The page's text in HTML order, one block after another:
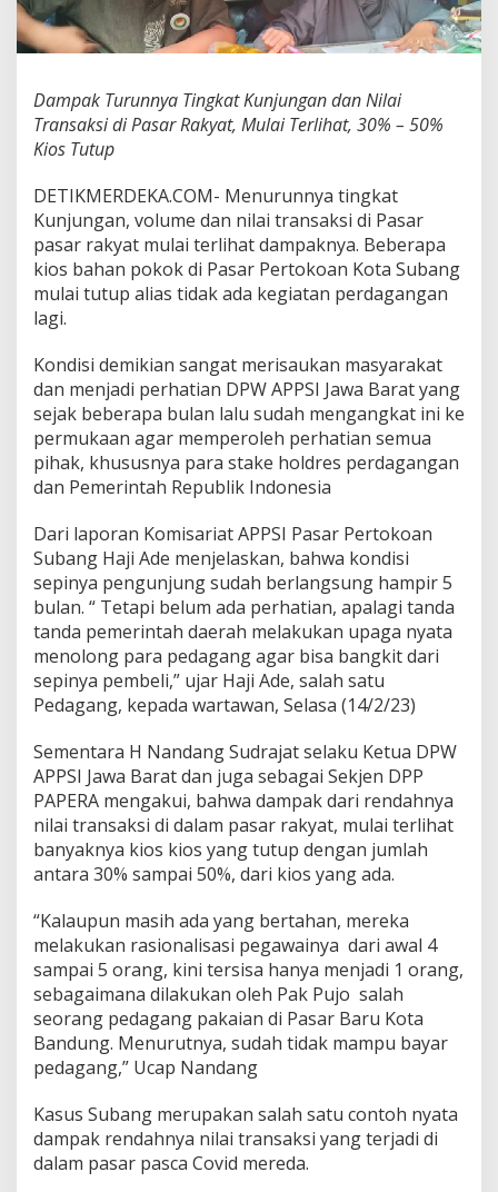
t
K
u
j
u
n
n
d
a
n
N
i
T
r
a
n
a
k
i
d
P
a
s
a
r
R
a
y
a
,
M
u
l
i
T
e
r
l
i
h
a
t
3
0
%
Dampak Turunnya Tingkat Kunjungan dan Nilai
Transaksi di Pasar Rakyat, Mulai Terlihat, 30% – 50%
Kios Tutup
DETIKMERDEKA.COM- Menurunnya tingkat
Kunjungan, volume dan nilai transaksi di Pasar
pasar rakyat mulai terlihat dampaknya. Beberapa
kios bahan pokok di Pasar Pertokoan Kota Subang
mulai tutup alias tidak ada kegiatan perdagangan
lagi.
Kondisi demikian sangat merisaukan masyarakat
dan menjadi perhatian DPW APPSI Jawa Barat yang
sejak beberapa bulan lalu sudah mengangkat ini ke
permukaan agar memperoleh perhatian semua
pihak, khususnya para stake holdres perdagangan
dan Pemerintah Republik Indonesia
Dari laporan Komisariat APPSI Pasar Pertokoan
Subang Haji Ade menjelaskan, bahwa kondisi
sepinya pengunjung sudah berlangsung hampir 5
bulan. “ Tetapi belum ada perhatian, apalagi tanda
tanda pemerintah daerah melakukan upaga nyata
menolong para pedagang agar bisa bangkit dari
sepinya pembeli,” ujar Haji Ade, salah satu
Pedagang, kepada wartawan, Selasa (14/2/23)
Sementara H Nandang Sudrajat selaku Ketua DPW
APPSI Jawa Barat dan juga sebagai Sekjen DPP
PAPERA mengakui, bahwa dampak dari rendahnya
nilai transaksi di dalam pasar rakyat, mulai terlihat
banyaknya kios kios yang tutup dengan jumlah
antara 30% sampai 50%, dari kios yang ada.
“Kalaupun masih ada yang bertahan, mereka
melakukan rasionalisasi pegawainya dari awal 4
sampai 5 orang, kini tersisa hanya menjadi 1 orang,
sebagaimana dilakukan oleh Pak Pujo salah
seorang pedagang pakaian di Pasar Baru Kota
Bandung. Menurutnya, sudah tidak mampu bayar
pedagang,” Ucap Nandang
Kasus Subang merupakan salah satu contoh nyata
dampak rendahnya nilai transaksi yang terjadi di
dalam pasar pasca Covid mereda.